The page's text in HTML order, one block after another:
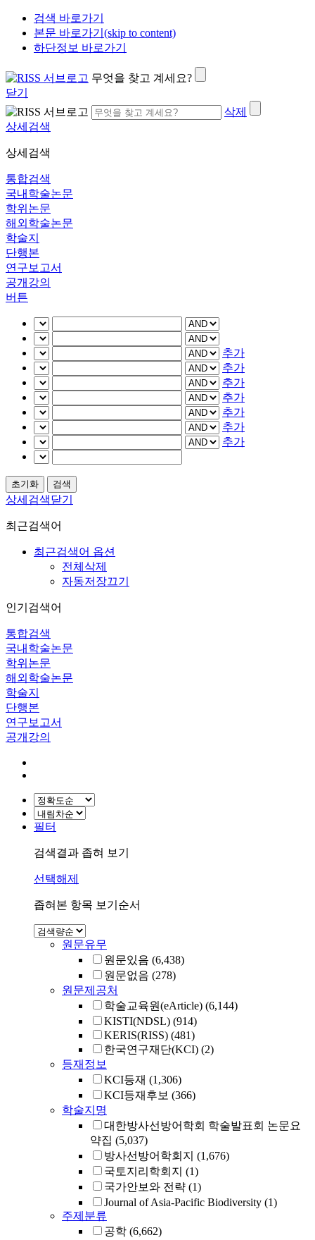
검색 바로가기
본문 바로가기(skip to content)
하단정보 바로가기
무엇을 찾고 계세요?
닫기
삭제
상세검색
상세검색
통합검색
국내학술논문
학위논문
해외학술논문
학술지
단행본
연구보고서
공개강의
버튼
추가
추가
추가
추가
추가
추가
추가
상세검색닫기
최근검색어
최근검색어 옵션
전체삭제
자동저장끄기
인기검색어
통합검색
국내학술논문
학위논문
해외학술논문
학술지
단행본
연구보고서
공개강의
필터
검색결과 좁혀 보기
선택해제
좁혀본 항목 보기순서
원문유무
원문있음 (6,438)
원문없음 (278)
원문제공처
학술교육원(eArticle) (6,144)
KISTI(NDSL) (914)
KERIS(RISS) (481)
한국연구재단(KCI) (2)
등재정보
KCI등재 (1,306)
KCI등재후보 (366)
학술지명
대한방사선방어학회 학술발표회 논문요
약집 (5,037)
방사선방어학회지 (1,676)
국토지리학회지 (1)
국가안보와 전략 (1)
Journal of Asia-Pacific Biodiversity (1)
주제분류
공학 (6,662)